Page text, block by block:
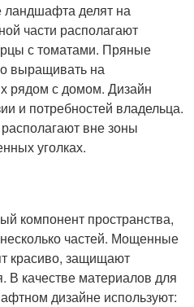
ландшафта делят на
части располагают
с томатами. Пряные
выращивать на
рядом с домом. Дизайн
и потребностей владельца.
вне зоны
уголках.
компонент пространства,
частей. Мощенные
красиво, защищают
В качестве материалов для
дизайне используют: